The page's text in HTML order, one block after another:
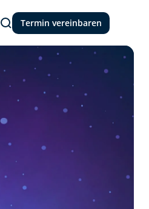
Termin vereinbaren